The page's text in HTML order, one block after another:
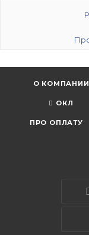
О КОМПАНИИ
ОКЛ
ПРО ОПЛАТУ